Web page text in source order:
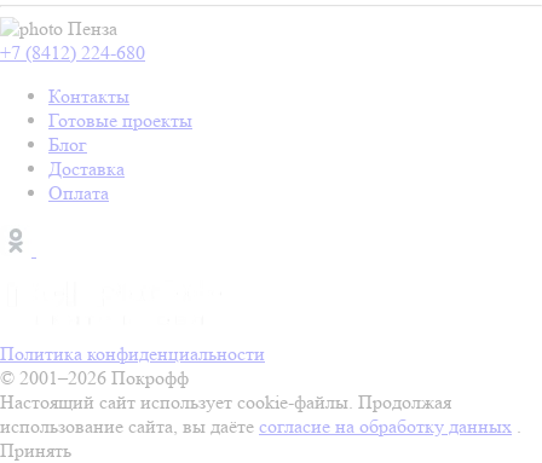
Пенза
+7 (8412) 224-680
Контакты
Готовые проекты
Блог
Доставка
Оплата
Политика конфиденциальности
© 2001–2026 Покрофф
Настоящий сайт использует cookie-файлы. Продолжая
использование сайта, вы даёте согласие на обработку данных .
Принять